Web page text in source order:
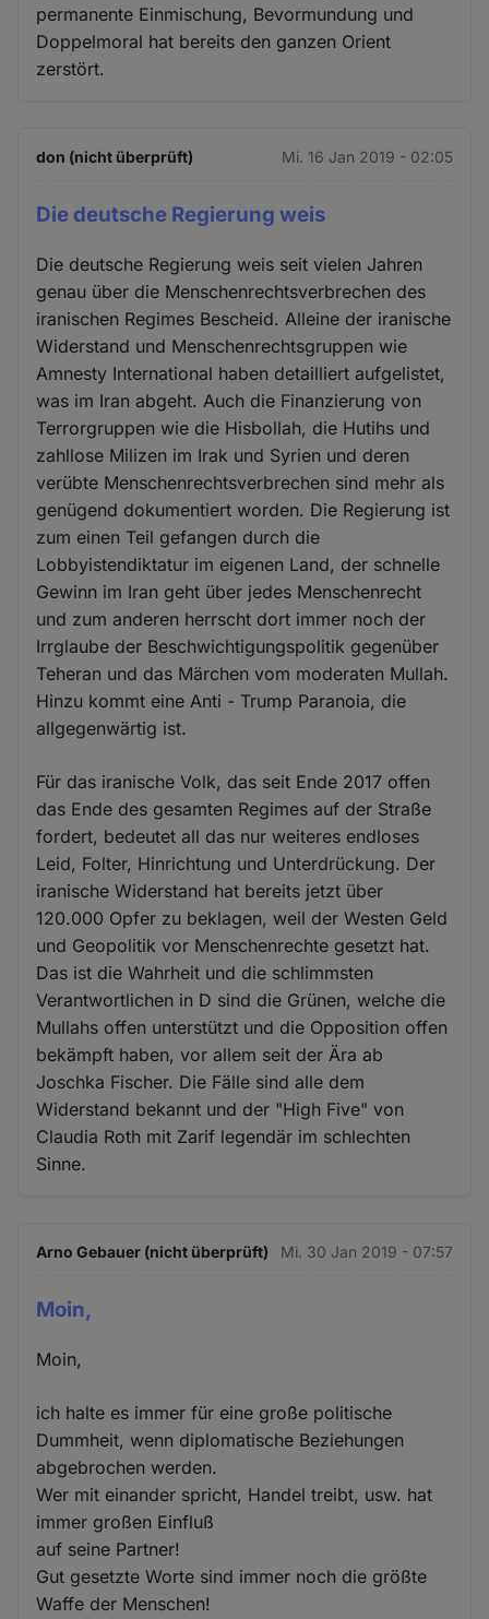
permanente Einmischung, Bevormundung und
Doppelmoral hat bereits den ganzen Orient
zerstört.
don (nicht überprüft) Mi. 16 Jan 2019 - 02:05
Die deutsche Regierung weis
Die deutsche Regierung weis seit vielen Jahren
genau über die Menschenrechtsverbrechen des
iranischen Regimes Bescheid. Alleine der iranische
Widerstand und Menschenrechtsgruppen wie
Amnesty International haben detailliert aufgelistet,
was im Iran abgeht. Auch die Finanzierung von
Terrorgruppen wie die Hisbollah, die Hutihs und
zahllose Milizen im Irak und Syrien und deren
verübte Menschenrechtsverbrechen sind mehr als
genügend dokumentiert worden. Die Regierung ist
zum einen Teil gefangen durch die
Lobbyistendiktatur im eigenen Land, der schnelle
Gewinn im Iran geht über jedes Menschenrecht
und zum anderen herrscht dort immer noch der
Irrglaube der Beschwichtigungspolitik gegenüber
Teheran und das Märchen vom moderaten Mullah.
Hinzu kommt eine Anti - Trump Paranoia, die
allgegenwärtig ist.
Für das iranische Volk, das seit Ende 2017 offen
das Ende des gesamten Regimes auf der Straße
fordert, bedeutet all das nur weiteres endloses
Leid, Folter, Hinrichtung und Unterdrückung. Der
iranische Widerstand hat bereits jetzt über
120.000 Opfer zu beklagen, weil der Westen Geld
und Geopolitik vor Menschenrechte gesetzt hat.
Das ist die Wahrheit und die schlimmsten
Verantwortlichen in D sind die Grünen, welche die
Mullahs offen unterstützt und die Opposition offen
bekämpft haben, vor allem seit der Ära ab
Joschka Fischer. Die Fälle sind alle dem
Widerstand bekannt und der "High Five" von
Claudia Roth mit Zarif legendär im schlechten
Sinne.
Arno Gebauer (nicht überprüft) Mi. 30 Jan 2019 - 07:57
Moin,
Moin,
ich halte es immer für eine große politische
Dummheit, wenn diplomatische Beziehungen
abgebrochen werden.
Wer mit einander spricht, Handel treibt, usw. hat
immer großen Einfluß
auf seine Partner!
Gut gesetzte Worte sind immer noch die größte
Waffe der Menschen!